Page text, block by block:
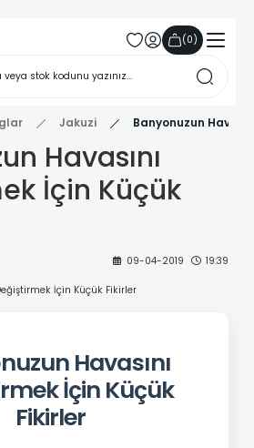
(0)
Jakuzi Banyonuzun
Havasını
İçin Küçük
09-04-2019 19:39
Havasını
İçin Küçük
Fikirler